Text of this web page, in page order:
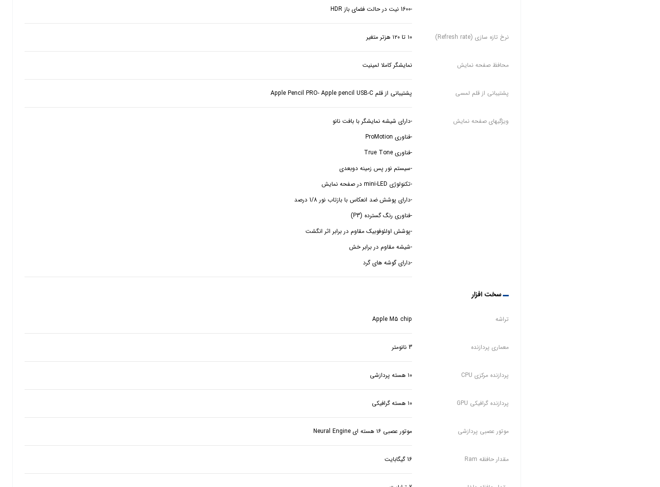
-1600 نیت در حالت فضای باز HDR
نرخ تازه سازی (Refresh rate) ۱۰ تا ۱۲۰ هزتر متغیر
محافظ صفحه نمایش نمایشگر کاملا لمینیت
پشتیبانی از قلم لمسی پشتیبانی از قلم Apple Pencil PRO- Apple pencil USB-C
ویژگیهای صفحه نمایش
-دارای گوشه های گرد
سخت افزار
تراشه Apple M5 chip
معماری پردازنده 3 نانومتر
پردازنده مرکزی CPU ۱۰ هسته پردازشی
پردازنده گرافیکی GPU ۱۰ هسته گرافیکی
موتور عصبی پردازشی موتور عصبی ۱۶ هسته ای Neural Engine
مقدار حافظه Ram 16 گیگابایت